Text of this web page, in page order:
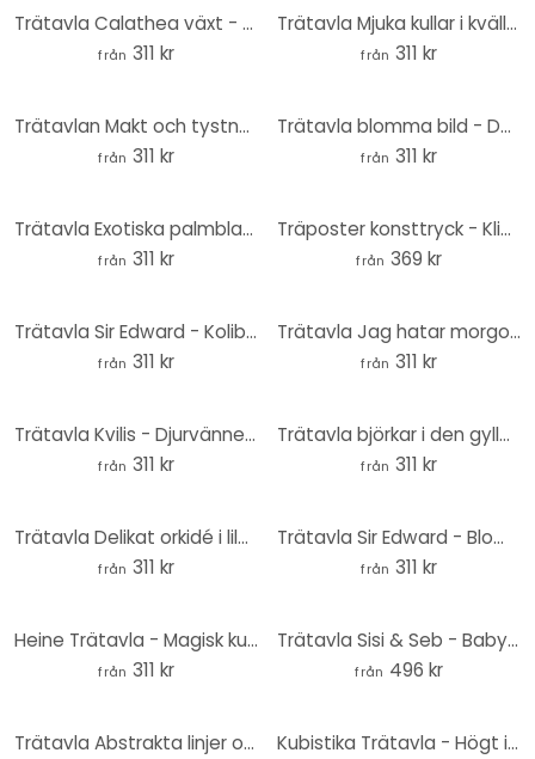
Trätavla Calathea växt - Sisi & Seb - Rund
från 311 kr
Trätavla Mjuka kullar i kvällssolen - Costa - Rund
från 311 kr
Trätavlan Makt och tystnad - Schmucker - Round
från 311 kr
Trätavla blomma bild - Delikata blommor runda - Treechild
från 311 kr
Trätavla Exotiska palmblad i guld-grönt - Manovski - Rund
från 311 kr
Träposter konsttryck - Klimt - Kyssen
från 369 kr
Trätavla Sir Edward - Kolibrier i trädgården - Rund
från 311 kr
Trätavla Jag hatar morgonmänniskor - Tvättbjörn - Magnusson - Rund
från 311 kr
Trätavla Kvilis - Djurvänner i skogen - Rund
från 311 kr
Trätavla björkar i den gyllene morgondaggen - Cui - Rund
från 311 kr
Trätavla Delikat orkidé i lila - Treechild - Rund
från 311 kr
Trätavla Sir Edward - Blommig vårpromenad - Rund
från 311 kr
Heine Trätavla - Magisk kub - Rubiks kub - Rund
från 311 kr
Trätavla Sisi & Seb - Baby åsna - Rund
från 496 kr
Trätavla Abstrakta linjer och cirklar i harmoni - Costa - Rund Kubistika Trätavla - Högt i skyn - Rund